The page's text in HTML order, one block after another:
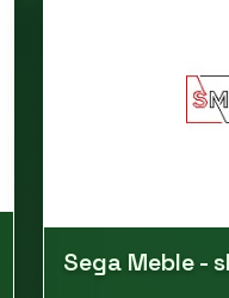
Sega Meble -